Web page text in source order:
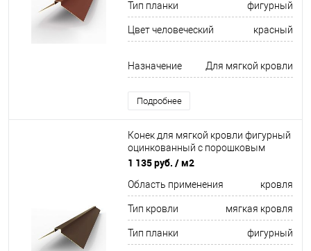
Тип планки фигурный
Цвет человеческий красный
Назначение Для мягкой кровли
Подробнее
Конек для мягкой кровли фигурный
оцинкованный c порошковым
покрытием 0,45мм RAL 8014
1 135 руб. / м2
Область применения кровля
Тип кровли мягкая кровля
Тип планки фигурный